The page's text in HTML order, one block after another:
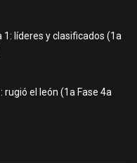
1: líderes y clasificados (1a
rugió el león (1a Fase 4a